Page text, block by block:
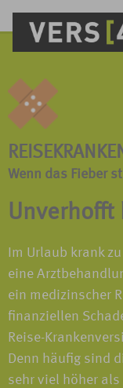
Wenn das Fieber
Unverhofft
Im Urlaub krank
eine
ein medizinscher
finanziellen
Reise-
Denn häufig sind
sehr viel höher